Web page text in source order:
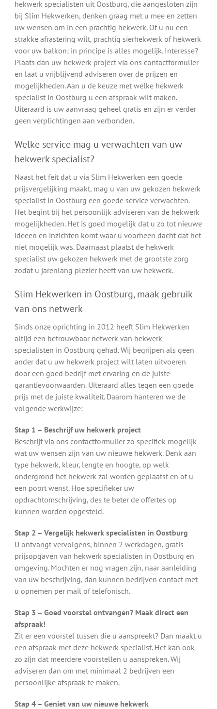
hekwerk specialisten uit Oostburg, die aangesloten zijn
bij Slim Hekwerken, denken graag met u mee en zetten
uw wensen om in een prachtig hekwerk. Of u nu een
strakke afrastering wilt, prachtig sierhekwerk of hekwerk
voor uw balkon; in principe is alles mogelijk. Interesse?
Plaats dan uw hekwerk project via ons contactformulier
en laat u vrijblijvend adviseren over de prijzen en
mogelijkheden. Aan u de keuze met welke hekwerk
specialist in Oostburg u een afspraak wilt maken.
Uiteraard is uw aanvraag geheel gratis en zijn er verder
geen verplichtingen aan verbonden.
Welke service mag u verwachten van uw
hekwerk specialist?
Naast het feit dat u via Slim Hekwerken een goede
prijsvergelijking maakt, mag u van uw gekozen hekwerk
specialist in Oostburg een goede service verwachten.
Het begint bij het persoonlijk adviseren van de hekwerk
mogelijkheden. Het is goed mogelijk dat u zo tot nieuwe
ideeën en inzichten komt waar u voorheen dacht dat het
niet mogelijk was. Daarnaast plaatst de hekwerk
specialist uw gekozen hekwerk met de grootste zorg
zodat u jarenlang plezier heeft van uw hekwerk.
Slim Hekwerken in Oostburg, maak gebruik
van ons netwerk
Sinds onze oprichting in 2012 heeft Slim Hekwerken
altijd een betrouwbaar netwerk van hekwerk
specialisten in Oostburg gehad. Wij begrijpen als geen
ander dat u uw hekwerk project wilt laten uitvoeren
door een goed bedrijf met ervaring en de juiste
garantievoorwaarden. Uiteraard alles tegen een goede
prijs met de juiste kwaliteit. Daarom hanteren we de
volgende werkwijze:
Stap 1 – Beschrijf uw hekwerk project
Beschrijf via ons contactformulier zo specifiek mogelijk
wat uw wensen zijn van uw nieuwe hekwerk. Denk aan
type hekwerk, kleur, lengte en hoogte, op welk
ondergrond het hekwerk zal worden geplaatst en of u
een poort wenst. Hoe specifieker uw
opdrachtomschrijving, des te beter de offertes op
kunnen worden opgesteld.
Stap 2 – Vergelijk hekwerk specialisten in Oostburg
U ontvangt vervolgens, binnen 2 werkdagen, gratis
prijsopgaven van hekwerk specialisten in Oostburg en
omgeving. Mochten er nog vragen zijn, naar aanleiding
van uw beschrijving, dan kunnen bedrijven contact met
u opnemen per mail of telefonisch.
Stap 3 – Goed voorstel ontvangen? Maak direct een
afspraak!
Zit er een voorstel tussen die u aanspreekt? Dan maakt u
een afspraak met deze hekwerk specialist. Het kan ook
zo zijn dat meerdere voorstellen u aanspreken. Wij
adviseren dan om met minimaal 2 bedrijven een
persoonlijke afspraak te maken.
Stap 4 – Geniet van uw nieuwe hekwerk